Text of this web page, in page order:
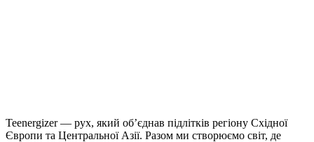
Teenergizer — рух, який об’єднав підлітків регіону Східної
Європи та Центральної Азії. Разом ми створюємо світ, де